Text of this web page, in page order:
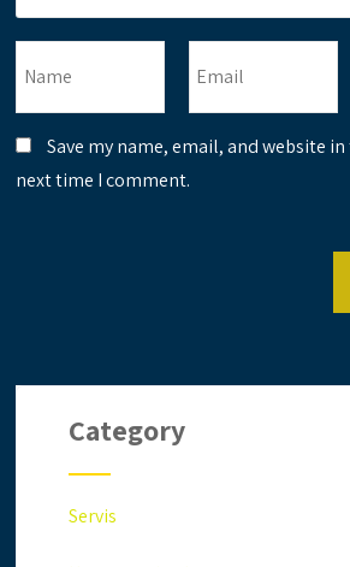
Save my name, email, and website
next time I comment.
Category
Servis